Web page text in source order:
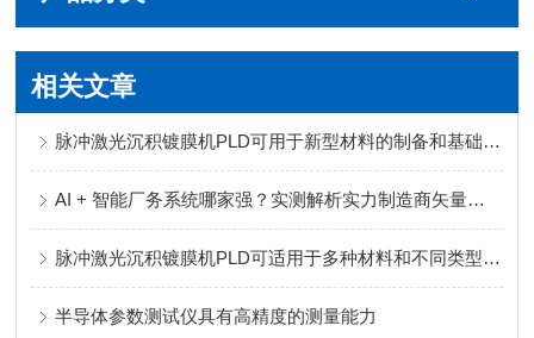
相关文章
脉冲激光沉积镀膜机PLD可用于新型材料的制备和基础物理研究
AI + 智能厂务系统哪家强？实测解析实力制造商矢量科学核心优势
脉冲激光沉积镀膜机PLD可适用于多种材料和不同类型的衬底
半导体参数测试仪具有高精度的测量能力